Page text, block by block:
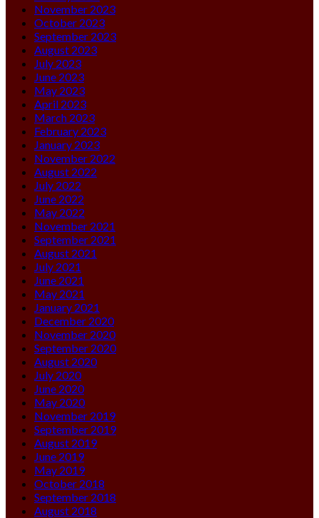
November 2023
October 2023
September 2023
August 2023
July 2023
June 2023
May 2023
April 2023
March 2023
February 2023
January 2023
November 2022
August 2022
July 2022
June 2022
May 2022
November 2021
September 2021
August 2021
July 2021
June 2021
May 2021
January 2021
December 2020
November 2020
September 2020
August 2020
July 2020
June 2020
May 2020
November 2019
September 2019
August 2019
June 2019
May 2019
October 2018
September 2018
August 2018